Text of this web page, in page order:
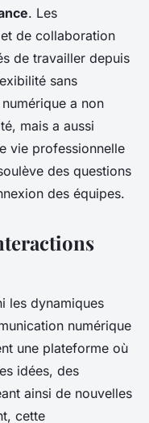
. Les
de collaboration
de travailler depuis
sans
a non
mais a aussi
vie professionnelle
des questions
des équipes.
les dynamiques
numérique
une plateforme où
idées, des
ainsi de nouvelles
cette